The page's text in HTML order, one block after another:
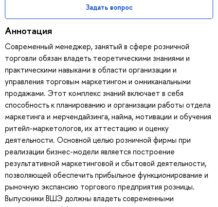
Задать вопрос
Аннотация
Современный менеджер, занятый в сфере розничной
торговли обязан владеть теоретическими знаниями и
практическими навыками в области организации и
управления торговым маркетингом и омниканальными
продажами. Этот комплекс знаний включает в себя
способность к планированию и организации работы отдела
маркетинга и мерчендайзинга, найма, мотивации и обучения
ритейл-маркетологов, их аттестацию и оценку
деятельности. Основной целью розничной фирмы при
реализации бизнес-модели является построение
результативной маркетинговой и сбытовой деятельности,
позволяющей обеспечить прибыльное функционирование и
рыночную экспансию торгового предприятия розницы.
Выпускники ВШЭ должны владеть современными